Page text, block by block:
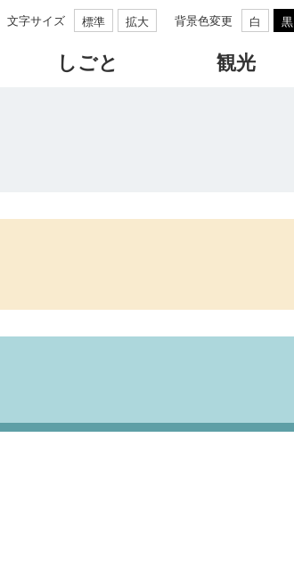
文字サイズ 標準 拡大 背景色変更 白 黒
しごと 観光